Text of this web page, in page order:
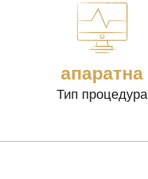
апаратна
Тип процедура